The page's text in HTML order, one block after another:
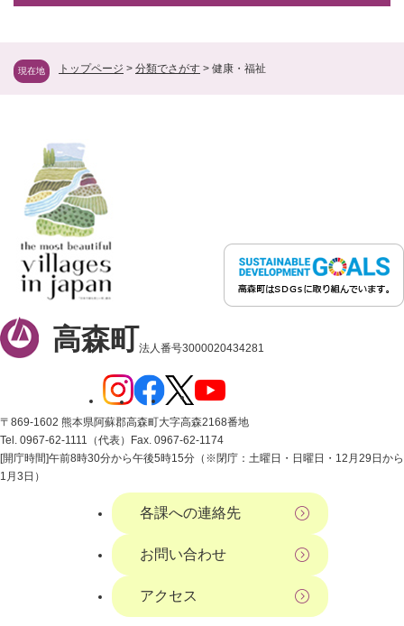
現在地 トップページ > 分類でさがす > 健康・福祉
高森町法人番号3000020434281
〒869-1602 熊本県阿蘇郡高森町大字高森2168番地
Tel. 0967-62-1111（代表） Fax. 0967-62-1174
[開庁時間]午前8時30分から午後5時15分（※閉庁：土曜日・日曜日・12月29日から
1月3日）
各課への連絡先
お問い合わせ
アクセス